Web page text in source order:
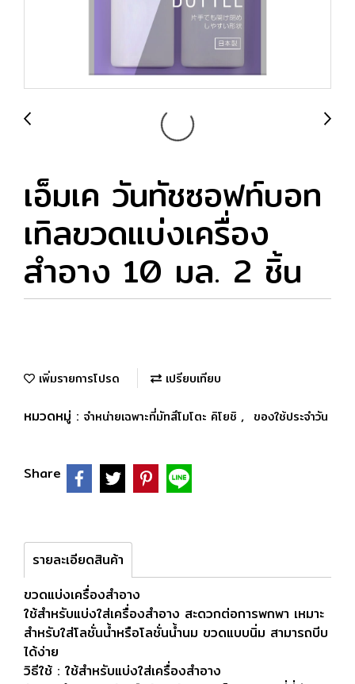
เอ็มเค วันทัชซอฟท์บอท
เทิลขวดแบ่งเครื่อง
สำอาง 10 มล. 2 ชิ้น
เพิ่มรายการโปรด เปรียบเทียบ
หมวดหมู่ : จำหน่ายเฉพาะที่มัทสึโมโตะ คิโยชิ , ของใช้ประจำวัน
Share
รายละเอียดสินค้า
ขวดแบ่งเครื่องสำอาง
ใช้สำหรับแบ่งใส่เครื่องสำอาง สะดวกต่อการพกพา เหมาะ
สำหรับใส่โลชั่นน้ำหรือโลชั่นน้ำนม ขวดแบบนิ่ม สามารถบีบ
ได้ง่าย
วิธีใช้ : ใช้สำหรับแบ่งใส่เครื่องสำอาง